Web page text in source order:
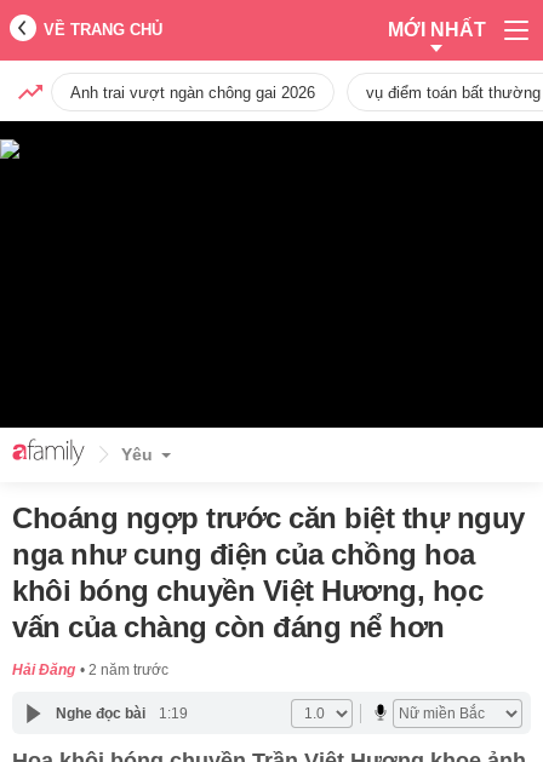
VỀ TRANG CHỦ MỚI NHẤT
Anh trai vượt ngàn chông gai 2026 vụ điểm toán bất
Yêu
Choáng ngợp trước căn biệt thự nguy
nga như cung điện của chồng hoa
khôi bóng chuyền Việt Hương, học
vấn của chàng còn đáng nể hơn
Hải Đăng 2 năm trước
Nghe đọc bài 1:19